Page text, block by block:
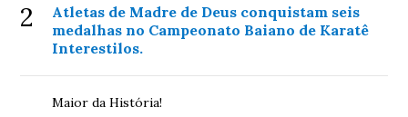
2
Atletas de Madre de Deus conquistam seis
medalhas no Campeonato Baiano de Karatê
Interestilos.
Maior da História!